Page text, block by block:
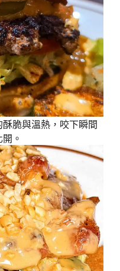
脆與溫熱，咬下瞬間
。